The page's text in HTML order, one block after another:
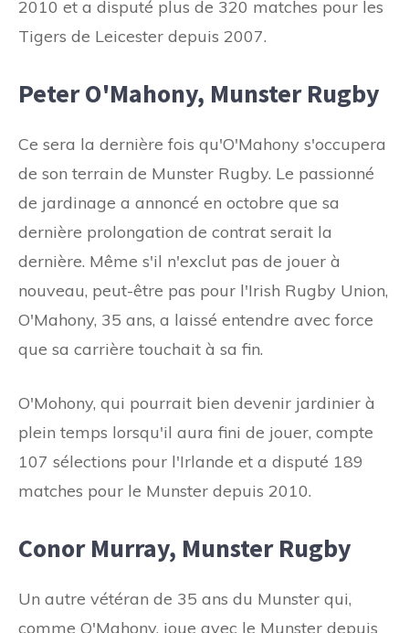
2010 et a disputé plus de 320 matches pour les
Tigers de Leicester depuis 2007.
Peter O'Mahony, Munster Rugby
Ce sera la dernière fois qu'O'Mahony s'occupera
de son terrain de Munster Rugby. Le passionné
de jardinage a annoncé en octobre que sa
dernière prolongation de contrat serait la
dernière. Même s'il n'exclut pas de jouer à
nouveau, peut-être pas pour l'Irish Rugby Union,
O'Mahony, 35 ans, a laissé entendre avec force
que sa carrière touchait à sa fin.
O'Mohony, qui pourrait bien devenir jardinier à
plein temps lorsqu'il aura fini de jouer, compte
107 sélections pour l'Irlande et a disputé 189
matches pour le Munster depuis 2010.
Conor Murray, Munster Rugby
Un autre vétéran de 35 ans du Munster qui,
comme O'Mahony, joue avec le Munster depuis